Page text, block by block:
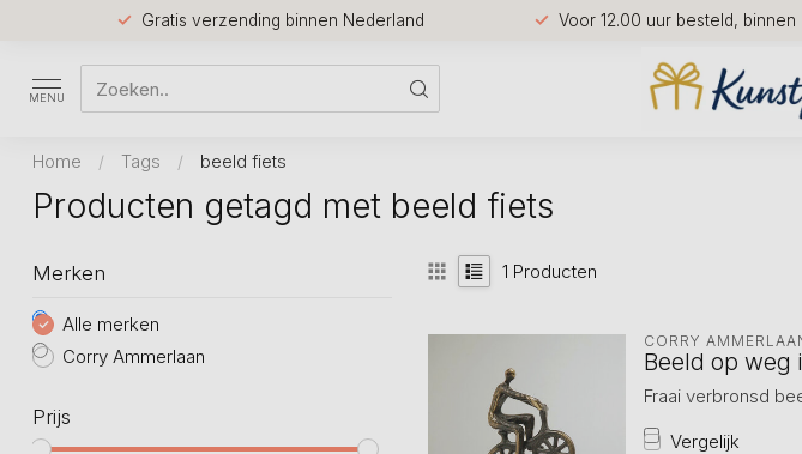
Gratis verzending binnen Nederland Voor 12.00 uur besteld,
MENU
Home / Tags / beeld fiets
Producten getagd met beeld fiets
Merken
Alle merken
Corry Ammerlaan
Prijs
1 Producten
CORRY
Beeld op weg
Fraai verbronsd
Vergelijk